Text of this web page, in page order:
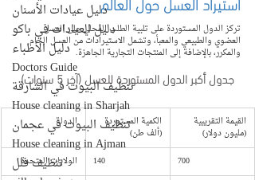
دليل عيادات الأسنان
دليل العيادات في باكو
دليل الأطباء
Doctors Guide
تنظيف البيوت في الشارقة
House cleaning in Sharjah
تنظيف البيوت في عجمان
House cleaning in Ajman
تنظيف فلل
تركز الدول المستوردة على تلبية الطلب المحلي على العسل
العضوي والطبيعي والمعبأ، وتشمل الاستيرادات من العسل الخام
والمكرر، بالإضافة إلى المنتجات التجارية الجاهزة.
جدول أكبر الدول المستوردة للعسل (آخر 5 سنوات)
الدولة الكمية المستوردة
(ألف طن)
القيمة التقريبية
(مليون دولار)
الولايات المتحدة
140
700